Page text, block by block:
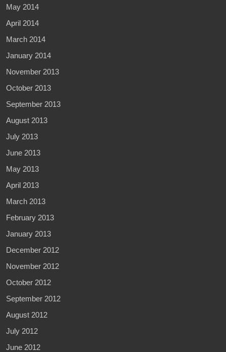
May 2014
April 2014
March 2014
January 2014
November 2013
October 2013
September 2013
August 2013
July 2013
June 2013
May 2013
April 2013
March 2013
February 2013
January 2013
December 2012
November 2012
October 2012
September 2012
August 2012
July 2012
June 2012